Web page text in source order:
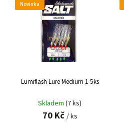
Nejdražší
Abecedně
Novinka
Lumiflash Lure Medium 1 5ks
Skladem (7 ks)
70 Kč / ks